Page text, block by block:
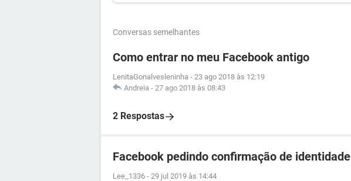
Conversas semelhantes
Como entrar no meu Facebook antigo
LenitaGonalvesleninha - 23 ago 2018 às 12:19
Andreia - 27 ago 2018 às 08:43
2 Respostas
Facebook pedindo confirmação de identidade
Lee_1336 - 29 jul 2019 às 14:44